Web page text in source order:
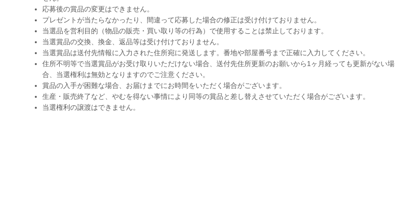
応募後の賞品の変更はできません。
プレゼントが当たらなかったり、間違って応募した場合の修正は受け付けておりません。
当選品を営利目的（物品の販売・買い取り等の行為）で使用することは禁止しております。
当選賞品の交換、換金、返品等は受け付けておりません。
当選賞品は送付先情報に入力された住所宛に発送します。番地や部屋番号まで正確に入力してください。
住所不明等で当選賞品がお受け取りいただけない場合、送付先住所更新のお願いから1ヶ月経っても更新がない場
合、当選権利は無効となりますのでご注意ください。
賞品の入手が困難な場合、お届けまでにお時間をいただく場合がございます。
生産・販売終了など、やむを得ない事情により同等の賞品と差し替えさせていただく場合がございます。
当選権利の譲渡はできません。